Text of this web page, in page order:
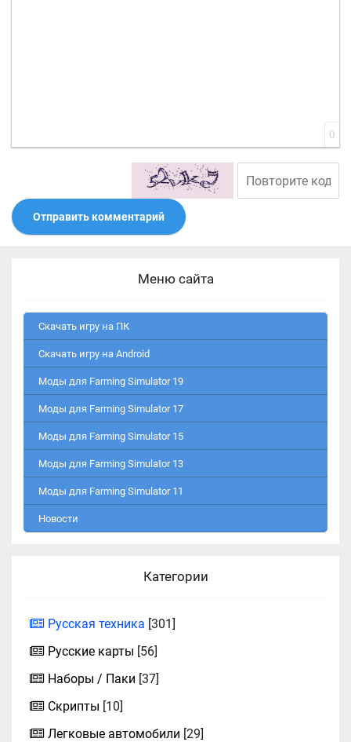
0
Отправить комментарий
Меню сайта
Скачать игру на ПК
Скачать игру на Android
Моды для Farming Simulator 19
Моды для Farming Simulator 17
Моды для Farming Simulator 15
Моды для Farming Simulator 13
Моды для Farming Simulator 11
Новости
Категории
Русская техника [301]
Русские карты [56]
Наборы / Паки [37]
Скрипты [10]
Легковые автомобили [29]